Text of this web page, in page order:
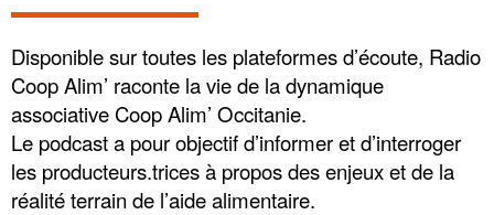
Disponible sur toutes les plateformes d’écoute, Radio
Coop Alim’ raconte la vie de la dynamique
associative Coop Alim’ Occitanie.
Le podcast a pour objectif d’informer et d’interroger
les producteurs.trices à propos des enjeux et de la
réalité terrain de l’aide alimentaire.